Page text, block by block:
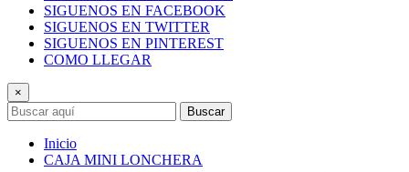
SIGUENOS EN FACEBOOK
SIGUENOS EN TWITTER
SIGUENOS EN PINTEREST
COMO LLEGAR
×
Buscar
Inicio
CAJA MINI LONCHERA